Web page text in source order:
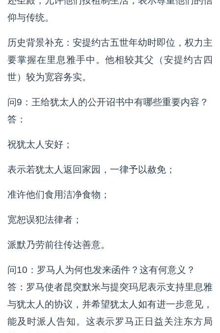
仰与传统。
历史背景补充：安提约古五世年幼时即位，权力主
要掌握在里息雅手中。他相较其父（安提约古四
世）较为宽容务实。
问9：王给犹太人的公开诏书中有哪些重要内容？
答：
祝犹太人安好；
表示若犹太人返回家园，一律予以赦免；
准许他们食用洁净食物；
宽恕误犯法律者；
派默乃劳前往传达善意。
问10：罗马人为何也发来函件？这有何意义？
答：罗马使者昆突默米与提突玛尼表示支持里息雅
与犹太人的协议，并希望犹太人如有进一步意见，
能及时派人告知。这表示罗马正日益关注东方局